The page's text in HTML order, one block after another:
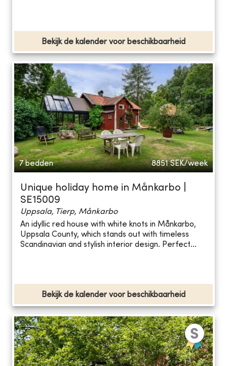
Bekijk de kalender voor beschikbaarheid
7 bedden 8851 SEK/week
Unique holiday home in Månkarbo |
SE15009
Uppsala, Tierp, Månkarbo
An idyllic red house with white knots in Månkarbo,
Uppsala County, which stands out with timeless
Scandinavian and stylish interior design. Perfect...
Bekijk de kalender voor beschikbaarheid